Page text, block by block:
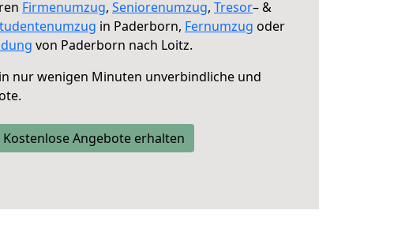
Firmenumzug, Seniorenumzug, Tresor– &
in Paderborn, Fernumzug oder
von Paderborn nach Loitz.
in nur wenigen Minuten unverbindliche und
Kostenlose Angebote erhalten